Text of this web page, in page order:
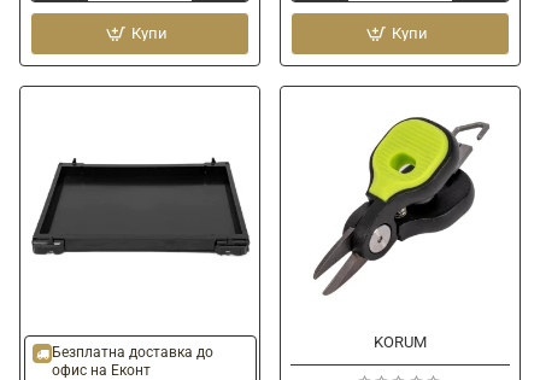
за
платформа
PRESTON
Absolute
Купи
за
платформа
PRESTON
Absolute
Купи
Ново
Безплатна доставка до
офис на Еконт
KORUM